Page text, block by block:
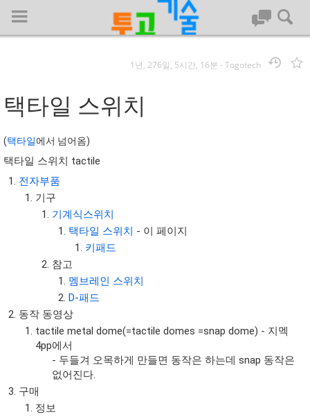
대문
회사명 :
투고기술
| 대표 : 김명기 | 사업자번호 : 142-08-78939
전화 : 031-8065-5299 | 주소 : (16954)) 경기도 용인시 기흥구 흥덕1
로 13, B동(complex동) 1213호(영덕동,흥덕IT밸리)
COPYRIGHT (C) 투고기술 ALL RIGHTS RESEVED
투고기술 위키 저작권
1년, 276일, 5시간, 16분 -Togotech
택타일 스위치
(택타일에서 넘어옴)
택타일 스위치 tactile
전자부품
기구
기계식스위치
택타일 스위치 - 이 페이지
키패드
참고
멤브레인 스위치
D-패드
동작 동영상
tactile metal dome(=tactile domes =snap dome) - 지멕
4pp에서
- 두들겨 오목하게 만들면 동작은 하는데 snap 동작은
없어진다.
구매
정보